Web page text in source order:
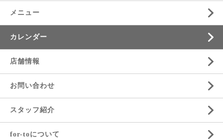
メニュー
カレンダー
店舗情報
お問い合わせ
スタッフ紹介
for-toについて